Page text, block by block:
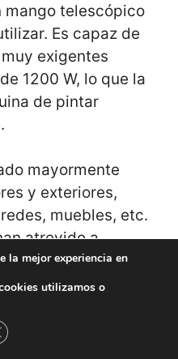
mango telescópico
Es capaz de
exigentes
1200 W, lo que la
de pintar
mayormente
y exteriores,
muebles, etc.
atrevido a
obteniendo
la mejor experiencia en
utilizamos o
el banner de cookies RGPD